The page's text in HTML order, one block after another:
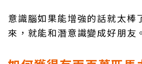
意識腦如果能增強的話就太棒
來，就能和潛意識變成好朋友。